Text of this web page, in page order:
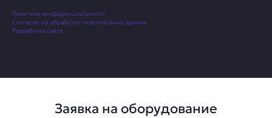
Политика конфиденциальности
Согласие на обработку персональных данных
Разработка сайта
Заявка на оборудование